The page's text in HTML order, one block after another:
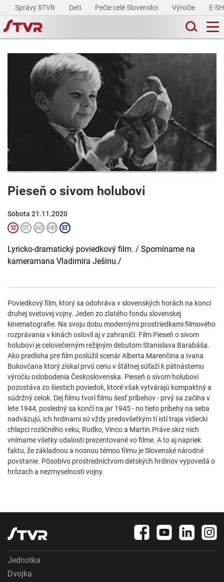
Správy STVR Deti Pečie celé Slovensko Výročie E-
Pieseň o sivom holubovi
Sobota 21.11.2020
Lyricko-dramatický poviedkový film. / Spomíname na
kameramana Vladimíra Ješinu./
Poviedkový film, ktorý sa odohráva v slovenských horách na konci
druhej svetovej vojny. Jeden zo zlatého fondu slovenskej
kinematografie. Na svoju dobu modernými prostriedkami filmového
rozprávania v kinách oslovil aj v zahraničí. Film Pieseň o sivom
holubovi je celovečerným režijným debutom Stanislava Barabáša.
Ako predloha pre film poslúžil scenár Alberta Marenčina a Ivana
Bukovčana ktorý získal prvú cenu v štátnej súťaži k pätnástemu
výročiu oslobodenia Československa. Pieseň o sivom holubovi
pozostáva zo šiestich poviedok, ktoré však vytvárajú kompaktný a
súdržný celok. Dej filmu tvorí filmu šesť príbehov - prvý sa začína v
lete 1944, posledný sa končí na jar 1945 - no tieto príbehy na seba
nadväzujú, ich hrdinami sú vždy predovšetkým tí istí traja vidiecki
chlapci rozličného veku, Rudko, Vinco a Martin.Práve skrz nich
vnímame všetky udalosti prezentované vo filme. A to aj napriek
faktu, že základnou a nosnou témou filmu je Slovenské národné
povstanie. Pôsobivo prostredníctvom detských hrdinov vypovedá o
hrôzach a nezmyselnosti vojny.
Jednotka
Dvojka